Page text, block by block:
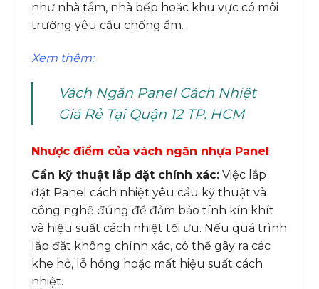
như nhà tắm, nhà bếp hoặc khu vực có môi
trường yêu cầu chống ẩm.
Xem thêm:
Vách Ngăn Panel Cách Nhiệt
Giá Rẻ Tại Quận 12 TP. HCM
Nhược điểm của vách ngăn nhựa Panel
Cần kỹ thuật lắp đặt chính xác: Việc lắp
đặt Panel cách nhiệt yêu cầu kỹ thuật và
công nghệ đúng để đảm bảo tính kín khít
và hiệu suất cách nhiệt tối ưu. Nếu quá trình
lắp đặt không chính xác, có thể gây ra các
khe hở, lỗ hổng hoặc mất hiệu suất cách
nhiệt.